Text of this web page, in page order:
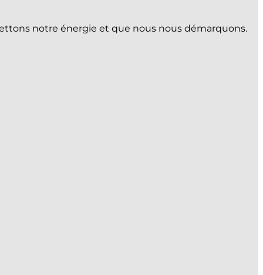
notre énergie et que nous nous démarquons.